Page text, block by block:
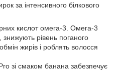
за інтенсивного білкового
кислот омега-3. Омега-3
рівень поганого
жирів і роблять волосся
зі смаком банана забезпечує